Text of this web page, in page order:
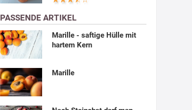
PASSENDE ARTIKEL
Marille - saftige Hülle mit
hartem Kern
Marille